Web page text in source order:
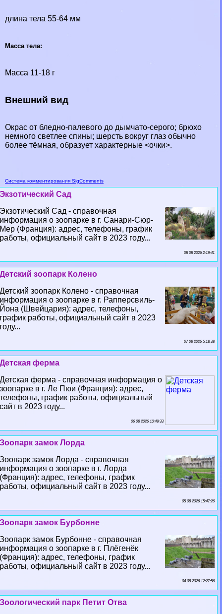
длина тела 55-64 мм
Масса тела:
Масса 11-18 г
Внешний вид
Окрас от бледно-палевого до дымчато-серого; брюхо
немного светлее спины; шерсть вокруг глаз обычно
более тёмная, образует хаpaктерные <очки>.
Система комментирования SigComments
Экзотический Сад
Экзотический Сад - справочная
информация о зоопарке в г. Санари-Сюр-
Мер (Франция): адрес, телефоны, график
работы, официальный сайт в 2023 году...
08 08 2026 2:19:41
Детский зоопарк Колено
Детский зоопарк Колено - справочная
информация о зоопарке в г. Рапперсвиль-
Йона (Швейцария): адрес, телефоны,
график работы, официальный сайт в 2023
году...
07 08 2026 5:18:38
Детская ферма
Детская ферма - справочная информация о
зоопарке в г. Ле Пюи (Франция): адрес,
телефоны, график работы, официальный
сайт в 2023 году...
06 08 2026 10:49:33
Зоопарк замок Лорда
Зоопарк замок Лорда - справочная
информация о зоопарке в г. Лорда
(Франция): адрес, телефоны, график
работы, официальный сайт в 2023 году...
05 08 2026 15:47:26
Зоопарк замок Бурбонне
Зоопарк замок Бурбонне - справочная
информация о зоопарке в г. Плёгенёк
(Франция): адрес, телефоны, график
работы, официальный сайт в 2023 году...
04 08 2026 12:27:56
Зоологический парк Петит Отва